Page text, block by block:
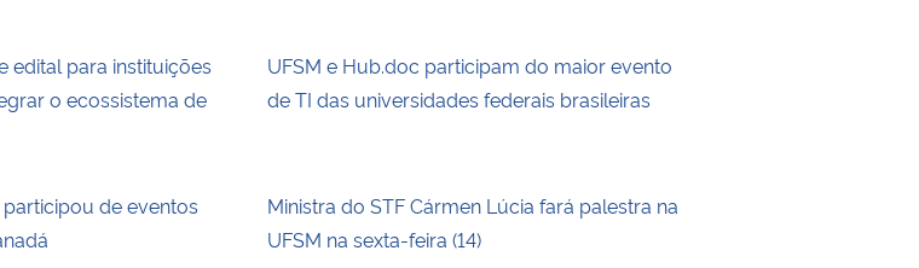
edital para instituições
o ecossistema de
UFSM e Hub.doc participam do maior evento
de TI das universidades federais brasileiras
de eventos
Ministra do STF Cármen Lúcia fará palestra na
UFSM na sexta-feira (14)